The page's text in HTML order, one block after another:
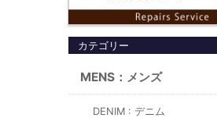
カテゴリー
MENS：メンズ
DENIM : デニム